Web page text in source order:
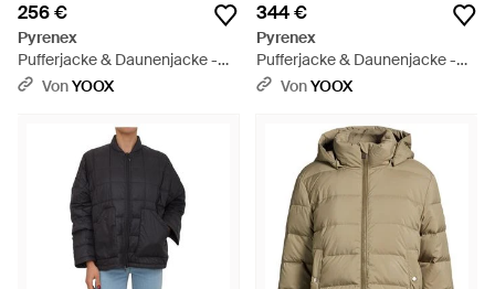
256 €
Pyrenex
Pufferjacke & Daunenjacke -
Natur
VonYOOX
344 €
Pyrenex
Pufferjacke & Daunenjacke -
BlauVonYOOX